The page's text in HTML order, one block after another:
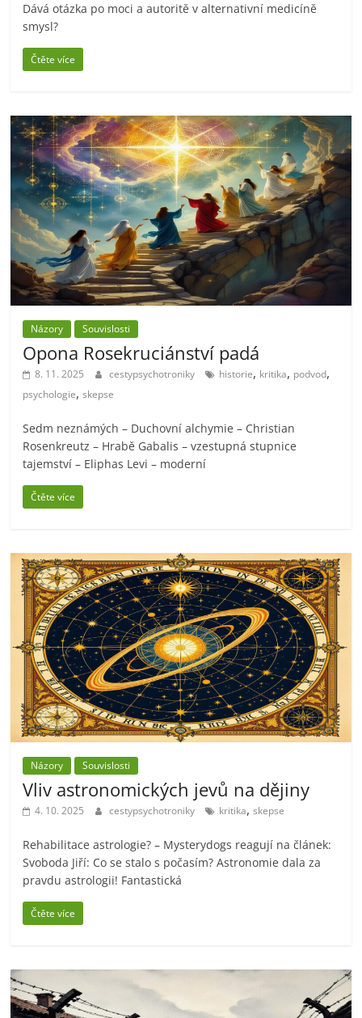
Dává otázka po moci a autoritě v alternativní medicíně
smysl?
Čtěte více
Názory Souvislosti
Opona Rosekruciánství padá
8. 11. 2025 cestypsychotroniky historie, kritika, podvod,
psychologie,skepse
Sedm neznámých – Duchovní alchymie – Christian
Rosenkreutz – Hrabě Gabalis – vzestupná stupnice
tajemství – Eliphas Levi – moderní
Čtěte více
Názory Souvislosti
Vliv astronomických jevů na dějiny
4. 10. 2025 cestypsychotroniky kritika,skepse
Rehabilitace astrologie? – Mysterydogs reagují na článek:
Svoboda Jiří: Co se stalo s počasím? Astronomie dala za
pravdu astrologii! Fantastická
Čtěte více